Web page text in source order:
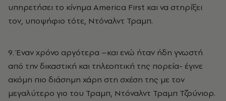
υπηρετήσει το κίνημα America First και να στηρίξει
τον, υποψήφιο τότε, Ντόναλντ Τραμπ.
9. Έναν χρόνο αργότερα –και ενώ ήταν ήδη γνωστή
από την δικαστική και τηλεοπτική της πορεία- έγινε
ακόμη πιο διάσημη χάρη στη σχέση της με τον
μεγαλύτερο γιο του Τραμπ, Ντόναλντ Τραμπ Τζούνιορ.